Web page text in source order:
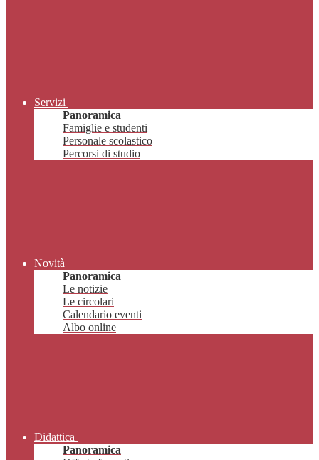
Servizi
Panoramica
Famiglie e studenti
Personale scolastico
Percorsi di studio
Novità
Panoramica
Le notizie
Le circolari
Calendario eventi
Albo online
Didattica
Panoramica